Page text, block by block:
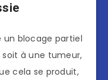
un blocage partiel
soit à une tumeur,
cela se produit,